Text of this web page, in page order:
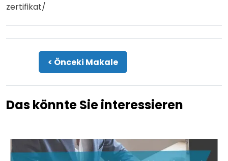
zertifikat/
< Önceki Makale
Das könnte Sie interessieren